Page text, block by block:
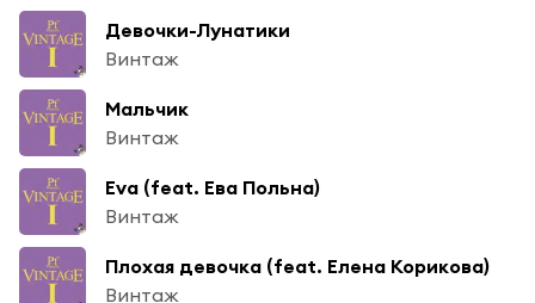
Девочки-Лунатики
Винтаж
Мальчик
Винтаж
Eva (feat. Ева Польна)
Винтаж
Плохая девочка (feat. Елена Корикова)
Винтаж